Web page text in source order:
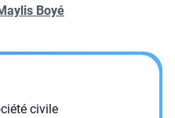
Boyé
civile